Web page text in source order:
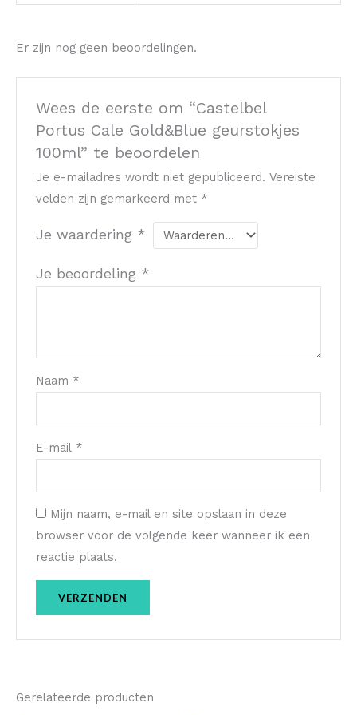
Er zijn nog geen beoordelingen.
Wees de eerste om “Castelbel
Portus Cale Gold&Blue geurstokjes
100ml” te beoordelen
Je e-mailadres wordt niet gepubliceerd. Vereiste
velden zijn gemarkeerd met *
Je waardering *
Je beoordeling *
Naam *
E-mail *
Mijn naam, e-mail en site opslaan in deze
browser voor de volgende keer wanneer ik een
reactie plaats.
Gerelateerde producten